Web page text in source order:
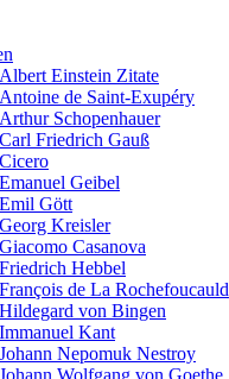
Albert Einstein Zitate
Antoine de Saint-Exupéry
Arthur Schopenhauer
Carl Friedrich Gauß
Cicero
Emanuel Geibel
Emil Gött
Georg Kreisler
Giacomo Casanova
Friedrich Hebbel
François de La Rochefoucauld
Hildegard von Bingen
Immanuel Kant
Johann Nepomuk Nestroy
Johann Wolfgang von Goethe